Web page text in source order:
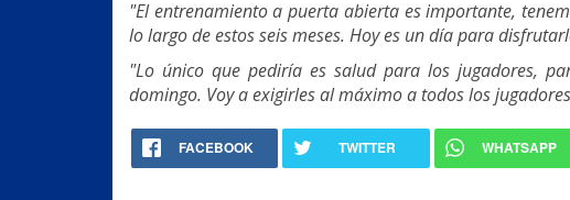
"El entrenamiento a puerta abierta es importante,
lo largo de estos seis meses. Hoy es un día para
"Lo único que pediría es salud para los jugadores,
domingo. Voy a exigirles al máximo a todos los
FACEBOOK TWITTER WHATSAPP